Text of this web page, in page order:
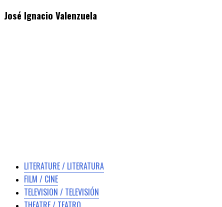
José Ignacio Valenzuela
LITERATURE / LITERATURA
FILM / CINE
TELEVISION / TELEVISIÓN